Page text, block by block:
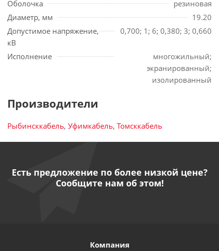
Оболочка
резиновая
Диаметр, мм
19.20
Допустимое напряжение,
кВ
0,700; 1; 6; 0,380; 3; 0,660
Исполнение
многожильный;
экранированный;
изолированный
Производители
Рыбинсккабель, Уфимкабель, Томсккабель
Есть предложение по более низкой цене?
Сообщите нам об этом!
Компания